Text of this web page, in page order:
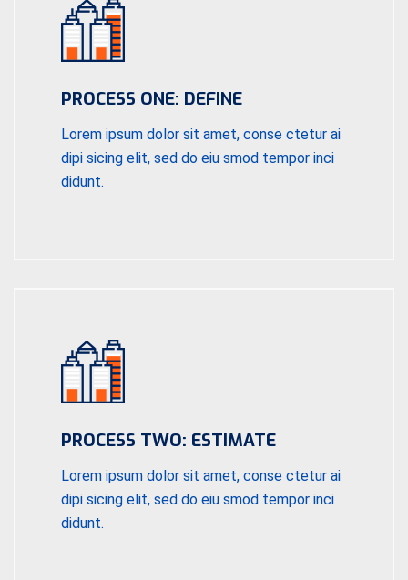
PROCESS ONE: DEFINE
Lorem ipsum dolor sit amet, conse ctetur ai
dipi sicing elit, sed do eiu smod tempor inci
didunt.
PROCESS TWO: ESTIMATE
Lorem ipsum dolor sit amet, conse ctetur ai
dipi sicing elit, sed do eiu smod tempor inci
didunt.